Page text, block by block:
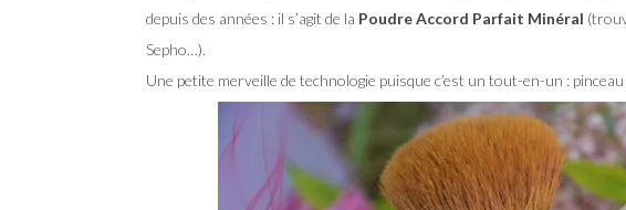
depuis des années : il s’agit de la Poudre Accord Parfait Minéral
Sepho…).
Une petite merveille de technologie puisque c’est un tout-en-un :